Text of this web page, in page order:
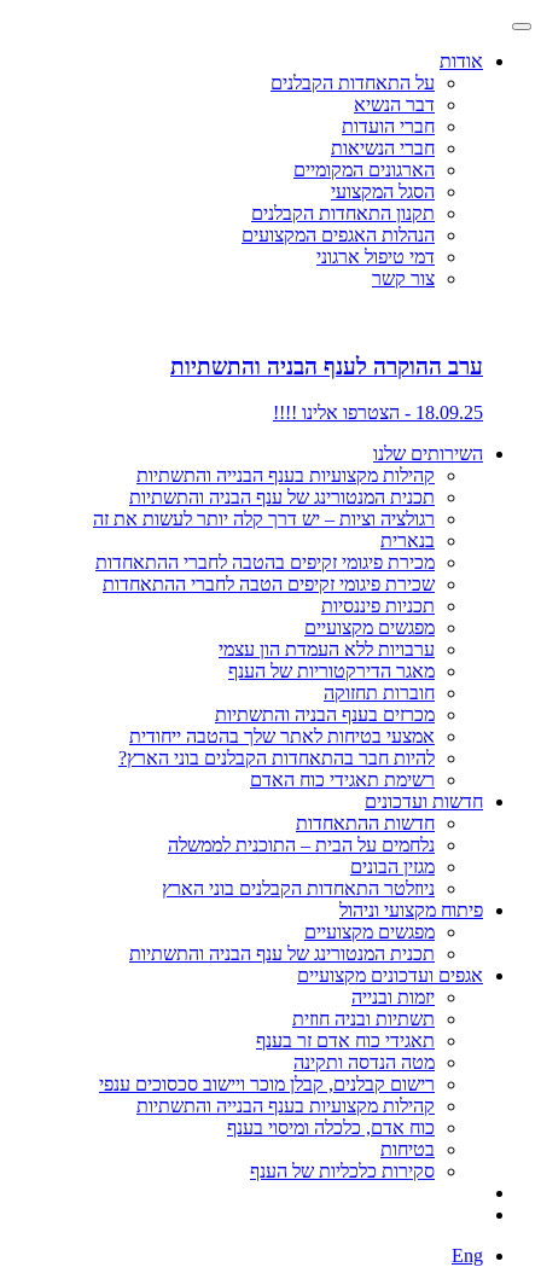
אודות
על התאחדות הקבלנים
דבר הנשיא
חברי הועדות
חברי הנשיאות
הארגונים המקומיים
הסגל המקצועי
תקנון התאחדות הקבלנים
הנהלות האגפים המקצועים
דמי טיפול ארגוני
צור קשר
ערב ההוקרה לענף הבניה והתשתיות
18.09.25 - הצטרפו אלינו !!!!
השירותים שלנו
קהילות מקצועיות בענף הבנייה והתשתיות
תכנית המנטורינג של ענף הבניה והתשתיות
רגולציה וציות – יש דרך קלה יותר לעשות את זה
בנארית
מכירת פיגומי זקיפים בהטבה לחברי ההתאחדות
שכירת פיגומי זקיפים הטבה לחברי ההתאחדות
תכניות פיננסיות
מפגשים מקצועיים
ערבויות ללא העמדת הון עצמי
מאגר הדירקטוריות של הענף
חוברות תחזוקה
מכרזים בענף הבניה והתשתיות
אמצעי בטיחות לאתר שלך בהטבה ייחודית
להיות חבר בהתאחדות הקבלנים בוני הארץ?
רשימת תאגידי כוח האדם
חדשות ועדכונים
חדשות ההתאחדות
נלחמים על הבית – התוכנית לממשלה
מגזין הבונים
ניוזלטר התאחדות הקבלנים בוני הארץ
פיתוח מקצועי וניהול
מפגשים מקצועיים
תכנית המנטורינג של ענף הבניה והתשתיות
אגפים ועדכונים מקצועיים
יזמות ובנייה
תשתיות ובניה חוזית
תאגידי כוח אדם זר בענף
מטה הנדסה ותקינה
רישום קבלנים, קבלן מוכר ויישוב סכסוכים ענפי
קהילות מקצועיות בענף הבנייה והתשתיות
כוח אדם, כלכלה ומיסוי בענף
בטיחות
סקירות כלכליות של הענף
Eng